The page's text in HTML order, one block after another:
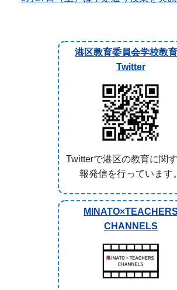
港区教育委員会学校教
Twitter
Twitterで港区の教育に関
報発信を行っています。
MINATO×TEACHERS
CHANNELS